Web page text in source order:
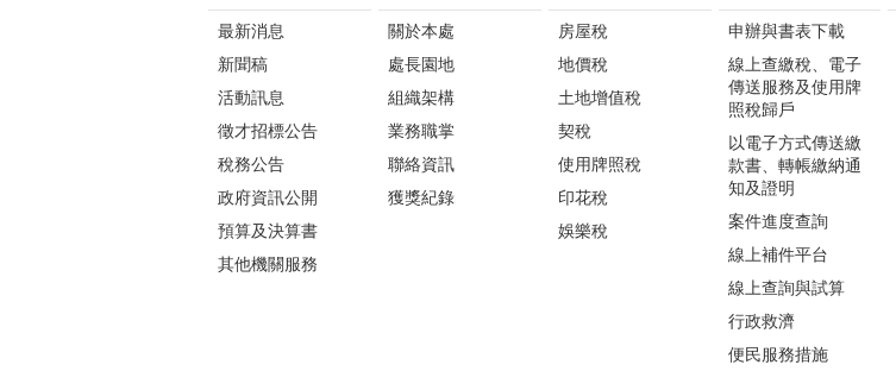
最新消息
新聞稿
活動訊息
徵才招標公告
稅務公告
政府資訊公開
預算及決算書
其他機關服務
關於本處
處長園地
組織架構
業務職掌
聯絡資訊
獲獎紀錄
房屋稅
地價稅
土地增值稅
契稅
使用牌照稅
印花稅
娛樂稅
申辦與書表下載
線上查繳稅、電子
傳送服務及使用牌
照稅歸戶
以電子方式傳送繳
款書、轉帳繳納通
知及證明
案件進度查詢
線上補件平台
線上查詢與試算
行政救濟
便民服務措施